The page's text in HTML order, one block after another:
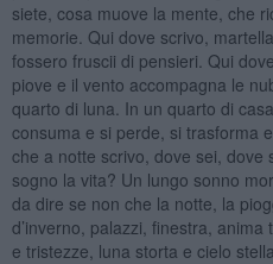
siete, cosa muove la mente, che
memorie. Qui dove scrivo,
fossero fruscii di pensieri. Qui
piove e il vento accompagna le
quarto di luna. In un quarto di
consuma e si perde, si trasforma
che a notte scrivo, dove sei, dove
sogno la vita? Un lungo sonno
da dire se non che la notte, la
d’inverno, palazzi, finestra,
e tristezze, luna storta e cielo